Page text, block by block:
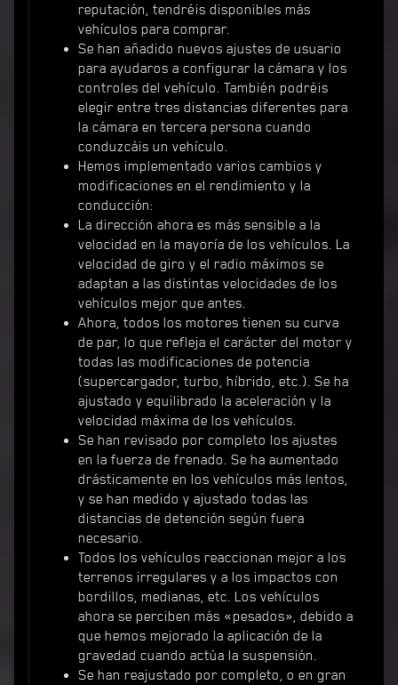
reputación, tendréis disponibles más
vehículos para comprar.
Se han añadido nuevos ajustes de usuario
para ayudaros a configurar la cámara y los
controles del vehículo. También podréis
elegir entre tres distancias diferentes para
la cámara en tercera persona cuando
conduzcáis un vehículo.
Hemos implementado varios cambios y
modificaciones en el rendimiento y la
conducción:
La dirección ahora es más sensible a la
velocidad en la mayoría de los vehículos. La
velocidad de giro y el radio máximos se
adaptan a las distintas velocidades de los
vehículos mejor que antes.
Ahora, todos los motores tienen su curva
de par, lo que refleja el carácter del motor y
todas las modificaciones de potencia
(supercargador, turbo, híbrido, etc.). Se ha
ajustado y equilibrado la aceleración y la
velocidad máxima de los vehículos.
Se han revisado por completo los ajustes
en la fuerza de frenado. Se ha aumentado
drásticamente en los vehículos más lentos,
y se han medido y ajustado todas las
distancias de detención según fuera
necesario.
Todos los vehículos reaccionan mejor a los
terrenos irregulares y a los impactos con
bordillos, medianas, etc. Los vehículos
ahora se perciben más «pesados», debido a
que hemos mejorado la aplicación de la
gravedad cuando actúa la suspensión.
Se han reajustado por completo, o en gran